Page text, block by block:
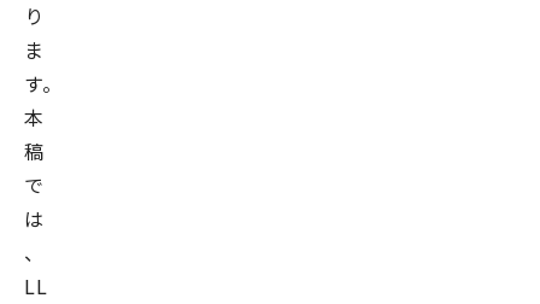
り
ま
す。
本
稿
で
は
、
LL